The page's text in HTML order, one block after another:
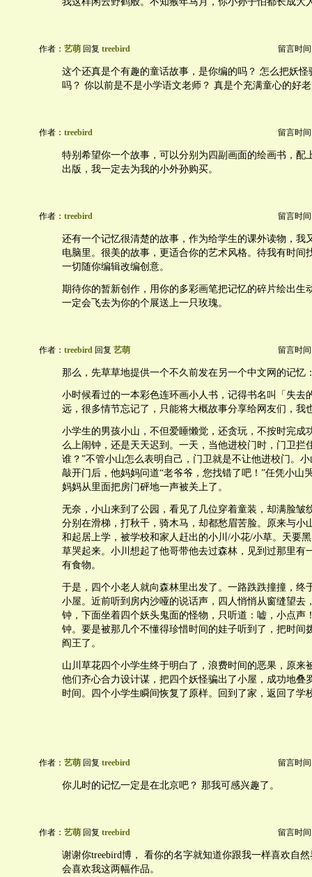
作者： 艺萌 回复 treebird 留言时间
这个还真是个有趣的童话故事，是你编的吗？ 怎么把妖怪
吗？ 你以前是不是小学语文老师？ 真是个充满童心的好
作者： treebird 留言时间
特别希望你一个故事，可以分别为四副画面的绘画书，配
出版，我一定去为我的小外孙购买。
作者： treebird 留言时间
还有一个记忆很清楚的故事，作为给学生的课外读物，我
电脑里。很美的故事，更适合你的艺术风格。待我有时间
一切随你编辑改编创意。
期待你的暂新创作，用你的多彩画笔把记忆的碎片绘出生
一定会飞去为你的个展送上一只玫瑰。
作者： treebird 回复 艺萌 留言时间
那么，先草草地提供一个不久前发在另一个中文网的记忆
小时候看过的一本彩色连环画小人书，记得书名叫「失去
远，很多情节忘记了，只能将大概故事分享给网友们，我
小学生的男孩小山，不但爱睡懒觉，还贪玩，不按时完成
么上闹钟，还是天天迟到。一天，当他进校门时，门卫拦
谁？”不管小山怎么表明自己，门卫就是不让他进校门。
敲开门后，他妈妈问道“老爷爷，您找错了吧！”任凭小山
妈妈从里面把房门砰地一声被关上了。
无奈，小山来到了公园，看见了几位穿着童装，却满脸皱
分别在滑梯，打秋千，骑木马，却都愁眉苦脸。原来与小
和起居上学，被学校和家人赶出的小川/小花/小草。天要
草哭起来。小川想起了他哥带他去过森林，见到过那里有
有食物。
于是，四个小老人就向森林里出发了。一路跌跌撞撞，终
小屋。近前听到房内沙哑的说话声，四人悄悄从窗缝望去
钟，下面坐着四个妖头鬼面的怪物，只听道：嘘，小点声
钟。要是被那几个不懂得珍惜时间的娃子听到了，把时间
阎王了。
山川草花四个小学生终于明白了，浪费时间的恶果，原来
他们齐心合力设计谋，把四个妖怪骗出了小屋，成功地叠
时间。四个小学生瞬间恢复了原样。回到了家，返回了学
作者： 艺萌 回复 treebird 留言时间
你儿时的记忆一定是在北京吧？ 那我可感兴趣了。
作者： 艺萌 回复 treebird 留言时间
谢谢你treebird博， 看你的名字就知道你跟我一样喜欢自
会喜欢我这两幅作品。